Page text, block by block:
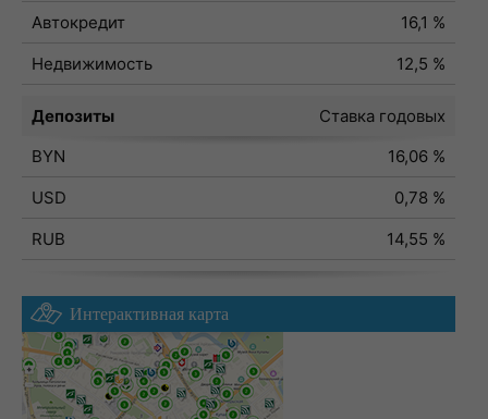
Автокредит
16,1 %
Недвижимость
12,5 %
Депозиты
Ставка годовых
BYN
16,06 %
USD
0,78 %
RUB
14,55 %
Интерактивная карта